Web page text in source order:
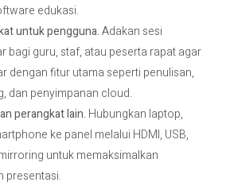
edukasi.
untuk pengguna.Adakan sesi
bagi guru, staf, atau peserta rapat agar
dengan fitur utama seperti penulisan,
dan penyimpanan cloud.
perangkat lain. Hubungkan laptop,
ke panel melalui HDMI, USB,
untuk memaksimalkan
presentasi.